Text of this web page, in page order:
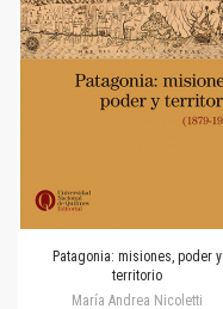
Patagonia: misiones, poder y
territorio
María Andrea Nicoletti